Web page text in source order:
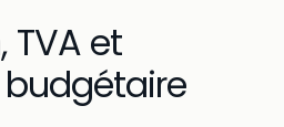
TVA et